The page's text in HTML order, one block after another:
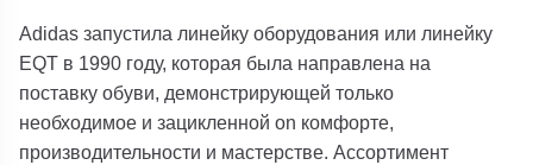
Adidas запустила линейку оборудования или линейку
EQT в 1990 году, которая была направлена на
поставку обуви, демонстрирующей только
необходимое и зацикленной on комфорте,
производительности и мастерстве. Ассортимент